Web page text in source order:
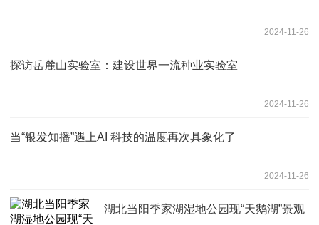
2024-11-26
探访岳麓山实验室：建设世界一流种业实验室
2024-11-26
当“银发知播”遇上AI 科技的温度再次具象化了
2024-11-26
湖北当阳季家湖湿地公园现“天鹅湖”景观